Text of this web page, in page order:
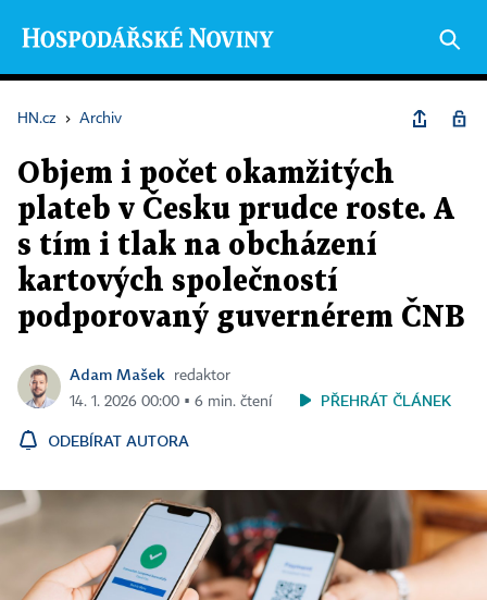
HN.cz › Archiv
Objem i počet okamžitých
plateb v Česku prudce roste. A
s tím i tlak na obcházení
kartových společností
podporovaný guvernérem ČNB
Adam Mašek
redaktor
14. 1. 2026 00:00 ▪ 6 min. čtení
PŘEHRÁT ČLÁNEK
ODEBÍRAT AUTORA